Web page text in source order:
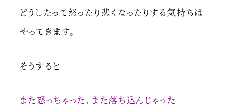
どうしたって怒ったり悲くなったりする気持ちは
やってきます。
そうすると
また怒っちゃった、また落ち込んじゃった